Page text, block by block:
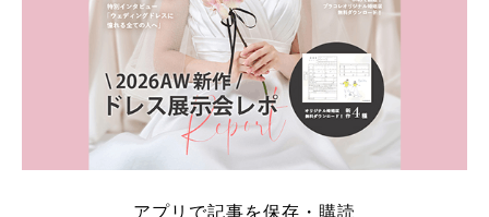
アプリで記事を保存・購読